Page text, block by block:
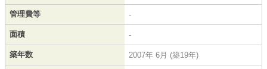
管理費等 -
面積 -
築年数 2007年 6月 (築19年)